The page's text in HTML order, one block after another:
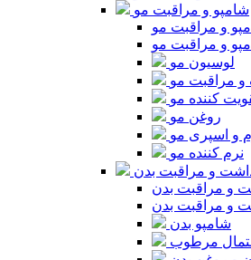
شامپو و مراقبت مو
و مراقبت مو
و مراقبت مو
لوسیون مو
مراقبت مو
کننده مو
روغن مو
و اسپری مو
نرم کننده مو
و مراقبت بدن
و مراقبت بدن
و مراقبت بدن
شامپو بدن
مرطوب